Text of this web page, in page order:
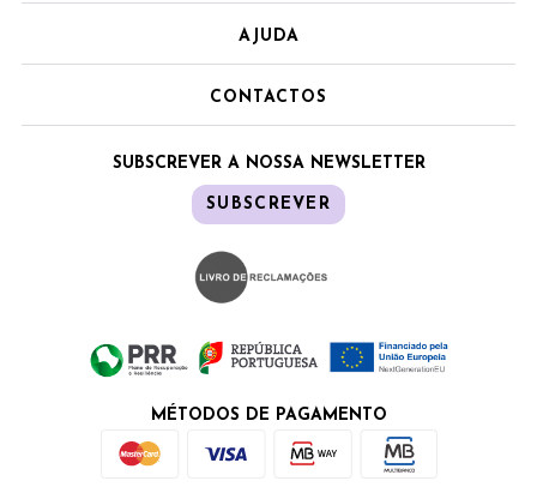
AJUDA
CONTACTOS
SUBSCREVER A NOSSA NEWSLETTER
SUBSCREVER
MÉTODOS DE PAGAMENTO